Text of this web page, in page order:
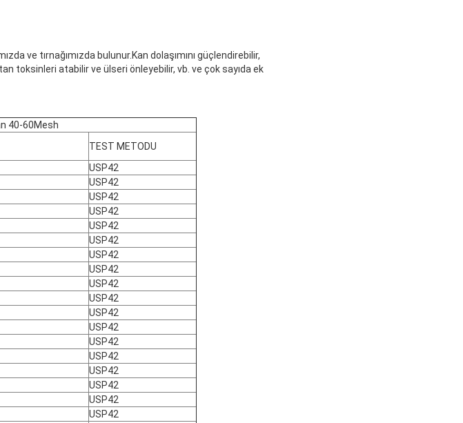
ve tırnağımızda bulunur.Kan dolaşımını güçlendirebilir,
toksinleri atabilir ve ülseri önleyebilir, vb. ve çok sayıda ek
40-60Mesh
TEST METODU
USP42
USP42
USP42
USP42
USP42
USP42
USP42
USP42
USP42
USP42
USP42
USP42
USP42
USP42
USP42
USP42
USP42
USP42